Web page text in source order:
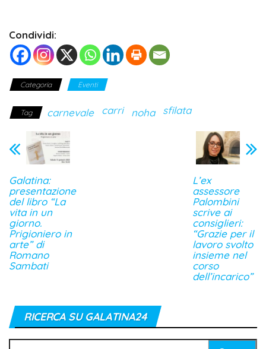
Condividi:
Categoria Eventi
Tag carnevale carri noha sfilata
Galatina:
presentazione
del libro “La
vita in un
giorno.
Prigioniero in
arte” di
Romano
Sambati
L’ex
assessore
Palombini
scrive ai
consiglieri:
“Grazie per il
lavoro svolto
insieme nel
corso
dell’incarico”
RICERCA SU GALATINA24